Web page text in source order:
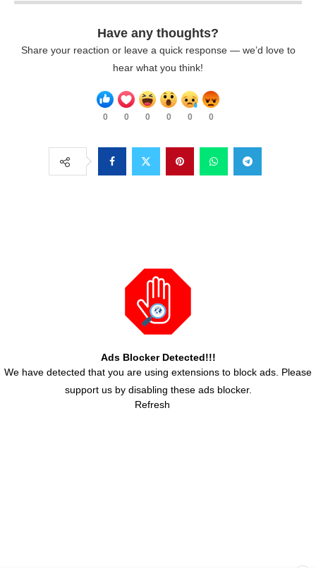
Have any thoughts?
Share your reaction or leave a quick response — we’d love to
hear what you think!
0 0 0 0 0 0
Ads Blocker Detected!!!
We have detected that you are using extensions to block ads. Please
support us by disabling these ads blocker.
Refresh